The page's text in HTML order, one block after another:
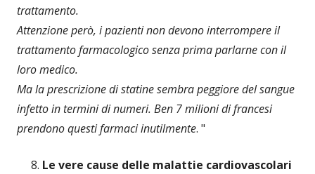
trattamento.
Attenzione però, i pazienti non devono interrompere il
trattamento farmacologico senza prima parlarne con il
loro medico.
Ma la prescrizione di statine sembra peggiore del sangue
infetto in termini di numeri. Ben 7 milioni di francesi
prendono questi farmaci inutilmente. "
Le vere cause delle malattie cardiovascolari